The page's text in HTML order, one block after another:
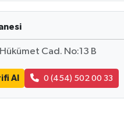
Cad. No:13 B
Al 0 (454) 502 00 33